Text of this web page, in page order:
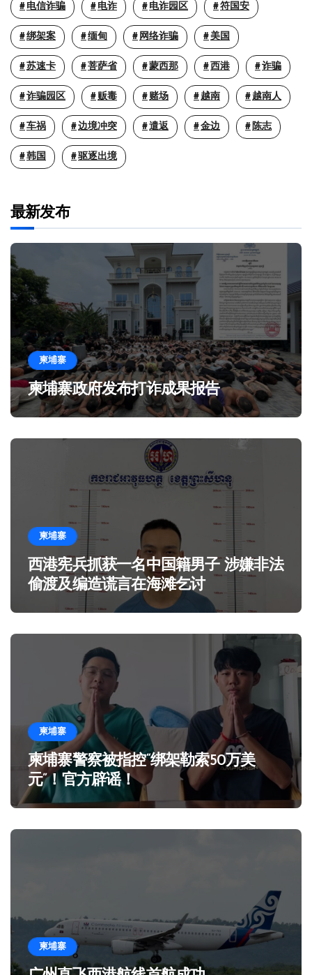
电信诈骗 电诈 电诈园区 符国安
绑架案 缅甸 网络诈骗 美国
苏速卡 菩萨省 蒙西那 西港 诈骗
诈骗园区 贩毒 赌场 越南 越南人
车祸 边境冲突 遣返 金边 陈志
韩国 驱逐出境
最新发布
柬埔寨
柬埔寨政府发布打诈成果报告
柬埔寨
西港宪兵抓获一名中国籍男子 涉嫌非法
偷渡及编造谎言在海滩乞讨
柬埔寨
柬埔寨警察被指控“绑架勒索50万美
元”！官方辟谣！
柬埔寨